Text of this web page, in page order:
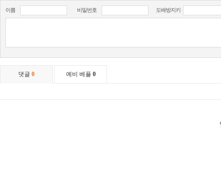
이름 비밀번호 도배방지키
댓글 0 예비 베플 0